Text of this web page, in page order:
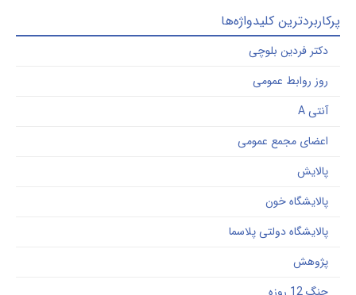
کلیدواژه‌ها
فردین بلوچی
روابط عمومی
مجمع عمومی
خون
دولتی پلاسما